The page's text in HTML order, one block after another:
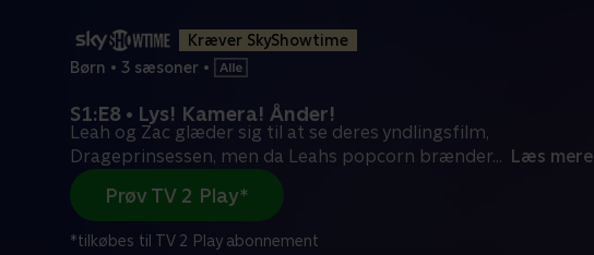
Kræver SkyShowtime
Børn • 3 sæsoner •
S1:E8 • Lys! Kamera! Ånder!
Leah og Zac glæder sig til at se deres yndlingsfilm,
Drageprinsessen, men da Leahs popcorn brænder... Læs mere
Prøv TV 2 Play*
*tilkøbes til TV 2 Play abonnement